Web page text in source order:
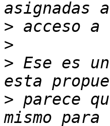
>
>
> Ese es
> parece